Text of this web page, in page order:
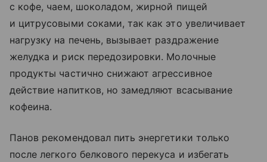
с кофе, чаем, шоколадом, жирной пищей
и цитрусовыми соками, так как это увеличивает
нагрузку на печень, вызывает раздражение
желудка и риск передозировки. Молочные
продукты частично снижают агрессивное
действие напитков, но замедляют всасывание
кофеина.
Панов рекомендовал пить энергетики только
после легкого белкового перекуса и избегать